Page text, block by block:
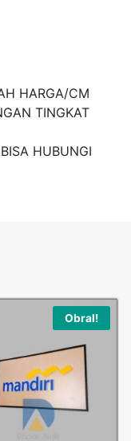
HARGA/CM
TINGKAT
HUBUNGI
Obral!